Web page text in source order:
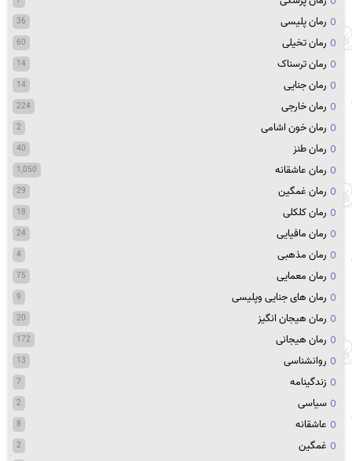
رمان پلیسی 36
رمان تخیلی 60
رمان ترسناک 14
رمان جنایی 14
رمان خارجی 224
رمان خون اشامی 2
رمان طنز 40
رمان عاشقانه 1,050
رمان غمگین 29
رمان کلکلی 18
رمان مافیایی 24
رمان مذهبی 4
رمان معمایی 75
رمان های جنایی وپلیسی 9
رمان هیجان انگیز 20
رمان هیجانی 172
روانشناسی 13
زندگینامه 7
سیاسی 2
عاشقانه 8
غمگین 2